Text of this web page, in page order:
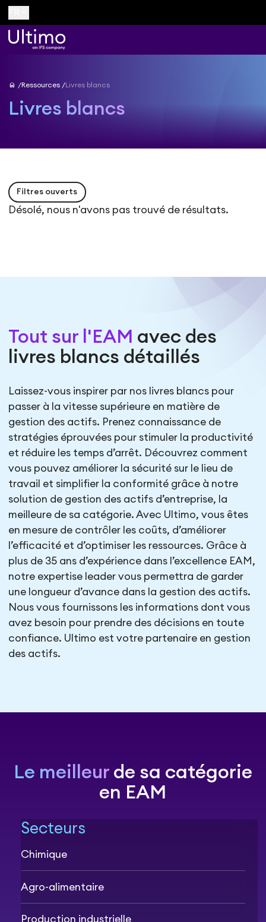
home Ressources Livres blancs
Livres blancs
Filtres ouverts
Désolé, nous n'avons pas trouvé de résultats.
Tout sur l'EAM avec des
livres blancs détaillés
Laissez-vous inspirer par nos livres blancs pour
passer à la vitesse supérieure en matière de
gestion des actifs. Prenez connaissance de
stratégies éprouvées pour stimuler la productivité
et réduire les temps d’arrêt. Découvrez comment
vous pouvez améliorer la sécurité sur le lieu de
travail et simplifier la conformité grâce à notre
solution de gestion des actifs d’entreprise, la
meilleure de sa catégorie. Avec Ultimo, vous êtes
en mesure de contrôler les coûts, d’améliorer
l’efficacité et d’optimiser les ressources. Grâce à
plus de 35 ans d’expérience dans l’excellence EAM,
notre expertise leader vous permettra de garder
une longueur d’avance dans la gestion des actifs.
Nous vous fournissons les informations dont vous
avez besoin pour prendre des décisions en toute
confiance. Ultimo est votre partenaire en gestion
des actifs.
Le meilleurde sa catégorie
en EAM
Secteurs
Chimique
Agro-alimentaire
Production industrielle